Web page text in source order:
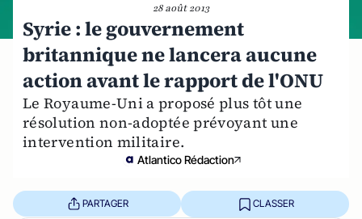
28 août 2013
Syrie : le gouvernement
britannique ne lancera aucune
action avant le rapport de l'ONU
Le Royaume-Uni a proposé plus tôt une
résolution non-adoptée prévoyant une
intervention militaire.
Atlantico Rédaction
PARTAGER CLASSER